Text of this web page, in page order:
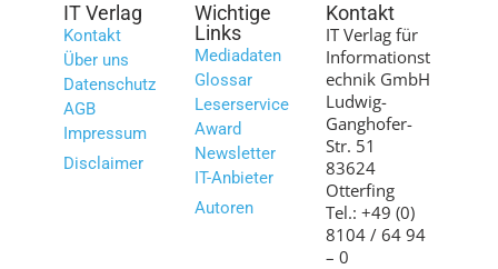
IT Verlag
Kontakt
Über uns
Datenschutz
AGB
Impressum
Disclaimer
Wichtige
Links
Mediadaten
Glossar
Leserservice
Award
Newsletter
IT-Anbieter
Autoren
Kontakt
IT Verlag für
Informationst
echnik GmbH
Ludwig-
Ganghofer-
Str. 51
83624
Otterfing
Tel.: +49 (0)
8104 / 64 94
– 0